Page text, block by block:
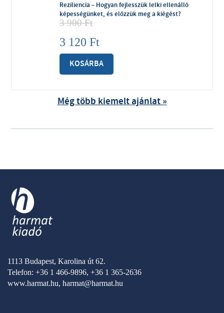
Reziliencia – Hogyan fejlesszük lelki ellenálló
képességünket, és előzzük meg a kiégést?
3 900Ft
3 120 Ft
KOSÁRBA
Még több kiemelt ajánlat »
1113 Budapest, Karolina út 62.
Telefon: +36 1 466-9896, +36 1 365-2636
www.harmat.hu, harmat@harmat.hu